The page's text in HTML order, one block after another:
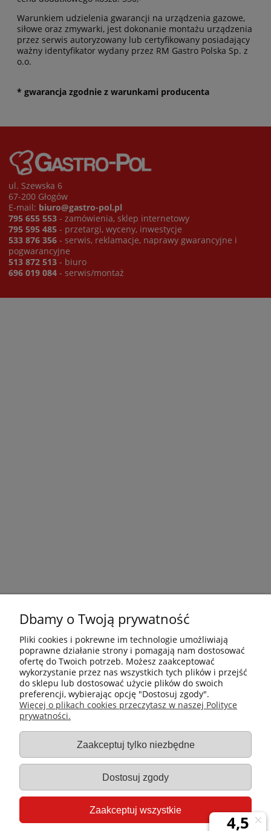
Warunkiem udzielenia gwarancji na urządzenia gazowe,
siłowe oraz zmywarki, jest dokonanie montażu urządzenia
przez serwis autoryzowany lub certyfikowany posiadający
ważny identyfikator wydany przez RM Gastro Polska Sp. z
o.o.
* gwarancja zgodnie z warunkami producenta
ul. Szewska 6
67-200 Głogów
E-mail: biuro@gastro-pol.pl
795 655 553 - zamówienia, sklep internetowy
795 595 485 - przetargi, wyceny, inwestycje
533 876 356 - serwis, reklamacje, naprawy gwarancyjne i
pogwarancyjne
513 872 513 - biuro
696 019 084 - serwis/montaż
Płatności i dostawa
Gastro-Pol
Moje konto
Pomoc
Dbamy o Twoją prywatność
Pliki cookies i pokrewne im technologie umożliwiają
poprawne działanie strony i pomagają nam dostosować
ofertę do Twoich potrzeb. Możesz zaakceptować
wykorzystanie przez nas wszystkich tych plików i przejść
do sklepu lub dostosować użycie plików do swoich
preferencji, wybierając opcję "Dostosuj zgody".
Więcej o plikach cookies przeczytasz w naszej Polityce
prywatności.
Zaakceptuj tylko niezbędne
Dostosuj zgody
Zaakceptuj wszystkie